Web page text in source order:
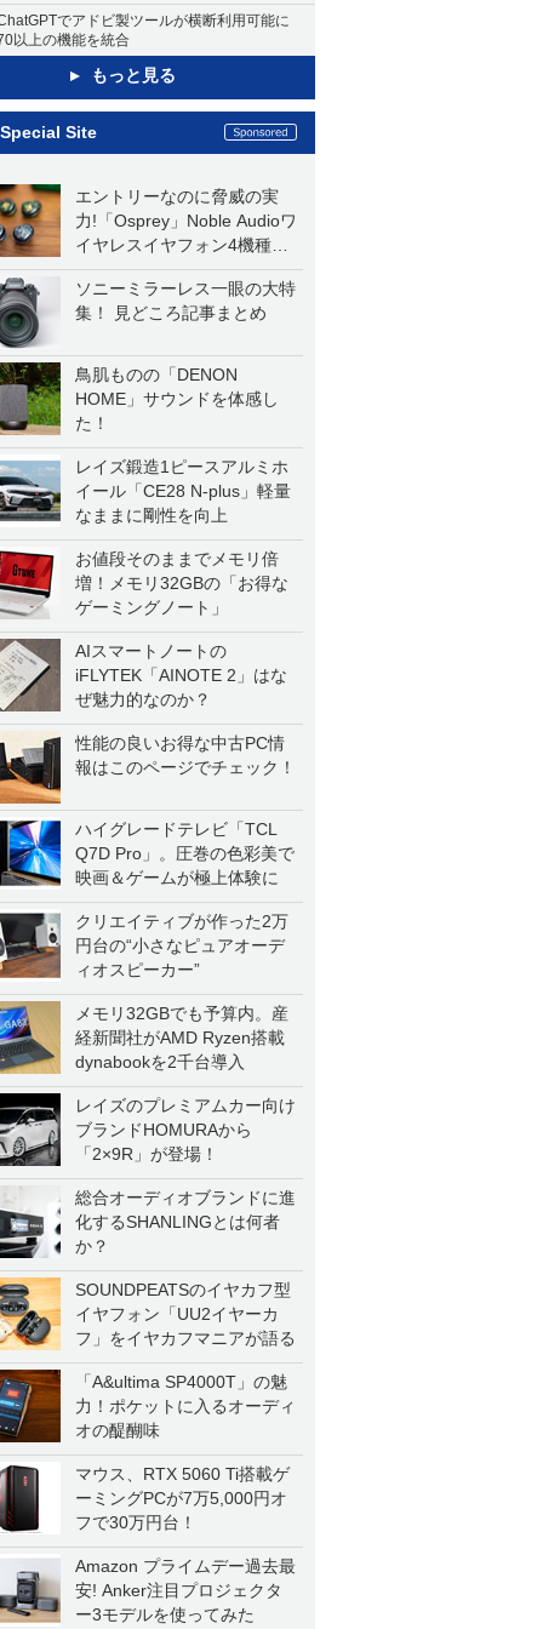
でアドビ製ツールが横断利用可能に
以上の機能を統合
もっと見る
Special Site
エントリーなのに脅威の実
力!「Osprey」Noble Audioワ
イヤレスイヤフォン4機種を
一気に聴く
ソニーミラーレス一眼の大特
集！ 見どころ記事まとめ
鳥肌ものの「DENON
HOME」サウンドを体感し
た！
レイズ鍛造1ピースアルミホ
イール「CE28 N-plus」軽量
なままに剛性を向上
お値段そのままでメモリ倍
増！メモリ32GBの「お得な
ゲーミングノート」
AIスマートノートの
iFLYTEK「AINOTE 2」はな
ぜ魅力的なのか？
性能の良いお得な中古PC情
報はこのページでチェック！
ハイグレードテレビ「TCL
Q7D Pro」。圧巻の色彩美で
映画＆ゲームが極上体験に
クリエイティブが作った2万
円台の“小さなピュアオーデ
ィオスピーカー”
メモリ32GBでも予算内。産
経新聞社がAMD Ryzen搭載
dynabookを2千台導入
レイズのプレミアムカー向け
ブランドHOMURAから
「2×9R」が登場！
総合オーディオブランドに進
化するSHANLINGとは何者
か？
SOUNDPEATSのイヤカフ型
イヤフォン「UU2イヤーカ
フ」をイヤカフマニアが語る
「A&ultima SP4000T」の魅
力！ポケットに入るオーディ
オの醍醐味
マウス、RTX 5060 Ti搭載ゲ
ーミングPCが7万5,000円オ
フで30万円台！
Amazon プライムデー過去最
安! Anker注目プロジェクタ
ー3モデルを使ってみた